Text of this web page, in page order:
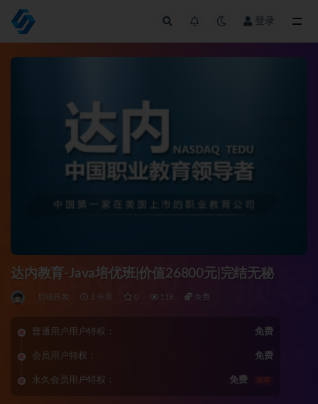
登录
达内教育-Java培优班|价值26800元|完结无秘
后端开发 3 年前 0 118 免费
普通用户用户特权： 免费
会员用户特权： 免费
永久会员用户特权： 免费 推荐